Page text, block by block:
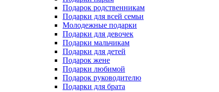
Подарок родственникам
Подарки для всей семьи
Молодежные подарки
Подарки для девочек
Подарки мальчикам
Подарки для детей
Подарок жене
Подарки любимой
Подарок руководителю
Подарки для брата